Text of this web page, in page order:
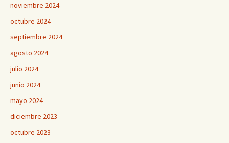
noviembre 2024
octubre 2024
septiembre 2024
agosto 2024
julio 2024
junio 2024
mayo 2024
diciembre 2023
octubre 2023